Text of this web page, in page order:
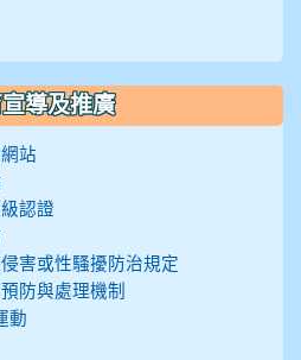
導及推廣
站
認證
害或性騷擾防治規定
防與處理機制
動